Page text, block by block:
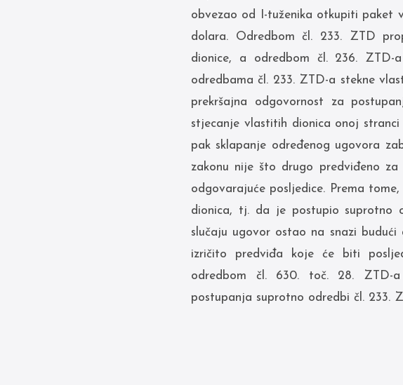
obvezao od I-tuženika otkupiti paket
dolara. Odredbom čl. 233. ZTD
dionice, a odredbom čl. 236.
odredbama čl. 233. ZTD-a stekne
prekršajna odgovornost za
stjecanje vlastitih dionica onoj
pak sklapanje određenog ugovora
zakonu nije što drugo predviđeno
odgovarajuće posljedice. Prema
dionica, tj. da je postupio
slučaju ugovor ostao na snazi
izričito predviđa koje će biti
odredbom čl. 630. toč. 28. ZTD-
postupanja suprotno odredbi čl. 233.